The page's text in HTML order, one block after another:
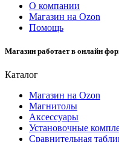
О компании
Магазин на Ozon
Помощь
Магазин работает в онлайн
Каталог
Магазин на Ozon
Магнитолы
Аксессуары
Установочные
Сравнительная